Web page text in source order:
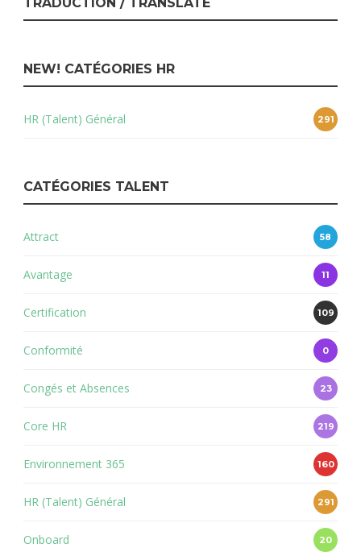
NEW! CATÉGORIES HR
HR (Talent) Général 291
CATÉGORIES TALENT
Attract 58
Avantage 11
Certification 109
Conformité 0
Congés et Absences 23
Core HR 219
Environnement 365 160
HR (Talent) Général 291
Onboard 20